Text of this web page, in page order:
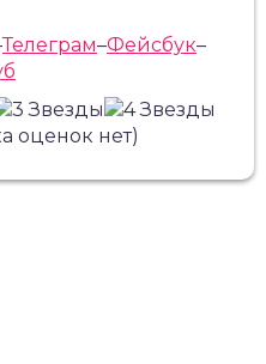
Телеграм–Фейсбук–
оценок нет)